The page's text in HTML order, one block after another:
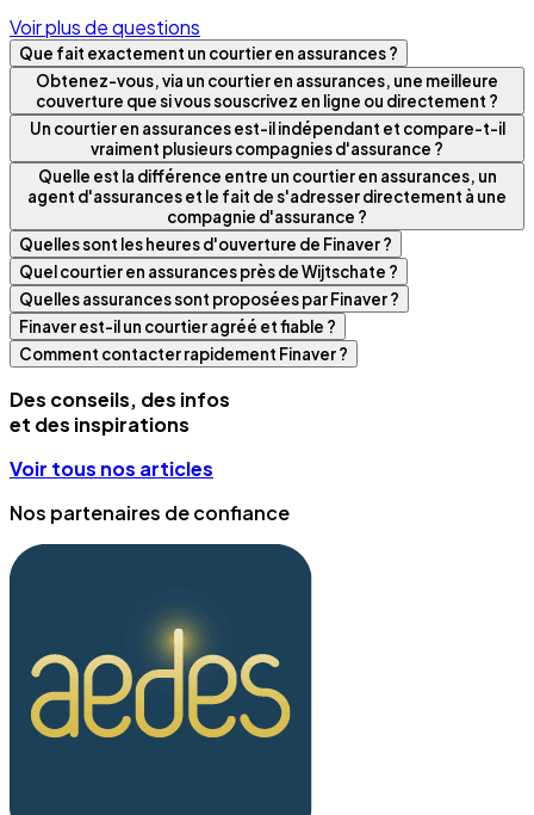
Voir plus de questions
Que fait exactement un courtier en assurances ?
Obtenez-vous, via un courtier en assurances, une meilleure
couverture que si vous souscrivez en ligne ou directement ?
Un courtier en assurances est-il indépendant et compare-t-il
vraiment plusieurs compagnies d'assurance ?
Quelle est la différence entre un courtier en assurances, un
agent d'assurances et le fait de s'adresser directement à une
compagnie d'assurance ?
Quelles sont les heures d'ouverture de Finaver ?
Quel courtier en assurances près de Wijtschate ?
Quelles assurances sont proposées par Finaver ?
Finaver est-il un courtier agréé et fiable ?
Comment contacter rapidement Finaver ?
Des conseils, des infos
et des inspirations
Voir tous nos articles
Nos partenaires de confiance